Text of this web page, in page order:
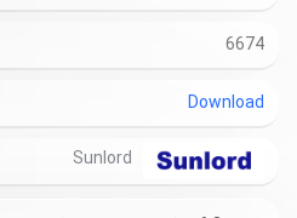
6674
Download